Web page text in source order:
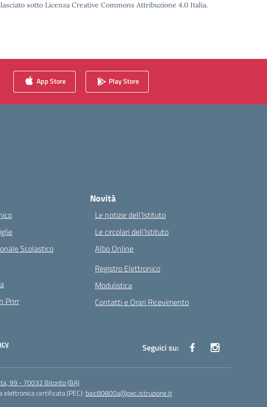
sotto Licenza Creative Commons Attribuzione 4.0 Italia.
App Store Play Store
Scolastico
Pnrr
Novità
Le notizie dell’Istituto
Le circolari dell’Istituto
Albo Online
Registro Elettronico
Modulistica
Contatti e Orari Ricevimento
Seguici su:
99 - 70032 Bitonto (BA)
elettronica certificata (PEC): baic80800a@pec.istruzione.it